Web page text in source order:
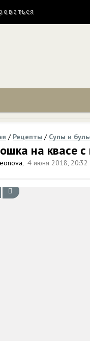
/ Рецепты / Супы и
на квасе с
, 4 июня 2018, 20:32